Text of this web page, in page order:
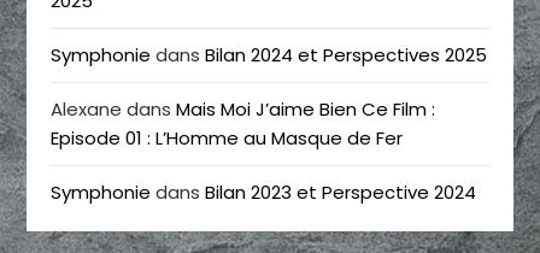
Symphonie dansBilan 2024 et Perspectives 2025
Alexane dansMais Moi J’aime Bien Ce Film :
Episode 01 : L’Homme au Masque de Fer
Symphonie dansBilan 2023 et Perspective 2024